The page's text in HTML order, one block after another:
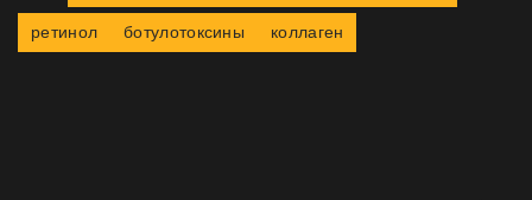
ретинол
ботулотоксины коллаген